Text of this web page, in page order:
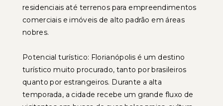
residenciais até terrenos para empreendimentos
comerciais e imóveis de alto padrão em áreas
nobres.
Potencial turístico: Florianópolis é um destino
turístico muito procurado, tanto por brasileiros
quanto por estrangeiros. Durante a alta
temporada, a cidade recebe um grande fluxo de